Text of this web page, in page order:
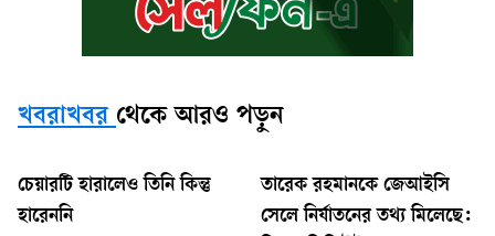
খবরাখবর থেকে আরও পড়ুন
চেয়ারটি হারালেও তিনি কিন্তু
হারেননি
তারেক রহমানকে জেআইসি
সেলে নির্যাতনের তথ্য মিলেছে: